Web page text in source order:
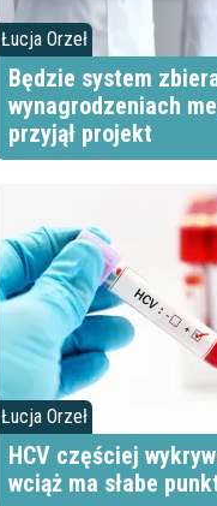
Łucja Orzeł
Będzie system
wynagrodzeniach
przyjął projekt
Łucja Orzeł
HCV częściej
wciąż ma słabe